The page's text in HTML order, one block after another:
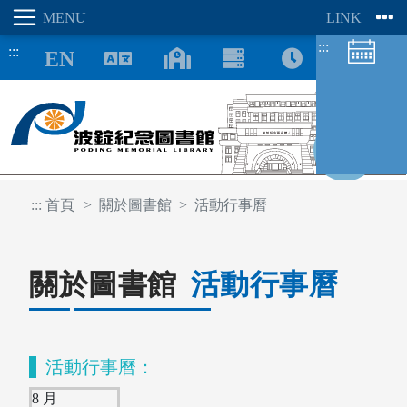
::: :::
::: 首頁 關於圖書館 活動行事曆
關於圖書館 活動行事曆
活動行事曆：
8 月